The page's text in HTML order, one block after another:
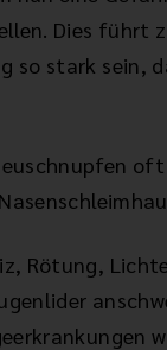
Dies führt
so stark sein,
Rötung,